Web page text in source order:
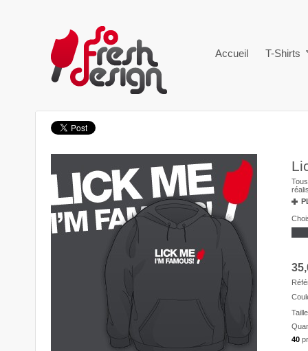
Accueil T-Shirts
40